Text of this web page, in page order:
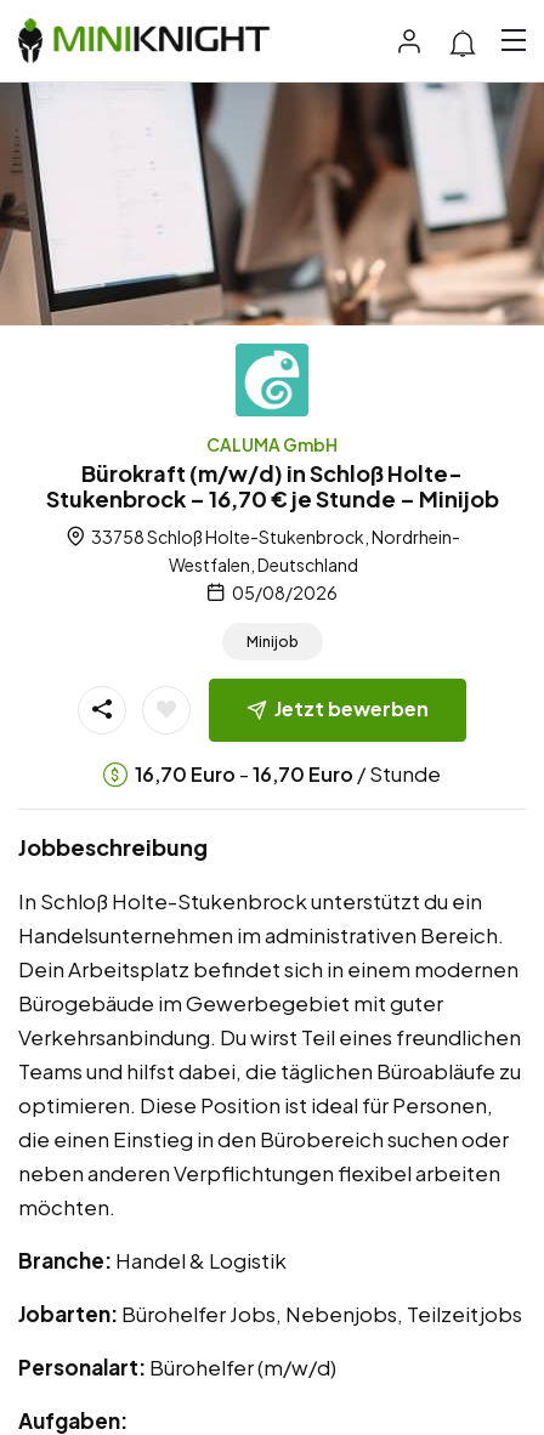
CALUMA GmbH
Bürokraft (m/w/d) in Schloß Holte-
Stukenbrock – 16,70 € je Stunde – Minijob
33758 Schloß Holte-Stukenbrock, Nordrhein-
Westfalen, Deutschland
05/08/2026
Minijob
Jetzt bewerben
16,70 Euro -16,70 Euro / Stunde
Jobbeschreibung
In Schloß Holte-Stukenbrock unterstützt du ein
Handelsunternehmen im administrativen Bereich.
Dein Arbeitsplatz befindet sich in einem modernen
Bürogebäude im Gewerbegebiet mit guter
Verkehrsanbindung. Du wirst Teil eines freundlichen
Teams und hilfst dabei, die täglichen Büroabläufe zu
optimieren. Diese Position ist ideal für Personen,
die einen Einstieg in den Bürobereich suchen oder
neben anderen Verpflichtungen flexibel arbeiten
möchten.
Branche: Handel & Logistik
Jobarten: Bürohelfer Jobs, Nebenjobs, Teilzeitjobs
Personalart: Bürohelfer (m/w/d)
Aufgaben: